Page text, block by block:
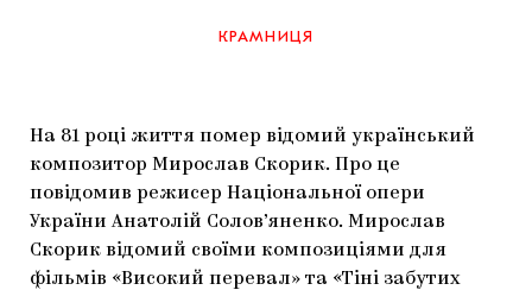
КОЛЕКЦІЇ
ГАЛЕРЕЇ
АРТЦЕНТРИ
КОНСПЕКТИ
КНИЖКИ І ЖУРНАЛИ
ЗАПАЛЕННЯ
ЯК ПІДТРИМУВАТИ УКРАЇНСЬКЕ МИСТЕЦТВО
МАРІУПОЛЬСЬКІ МАРГІНАЛІЇ
КРАМНИЦЯ
КРАМНИЦЯ
На 81 році життя помер відомий український
композитор Мирослав Скорик. Про це
повідомив режисер Національної опери
України Анатолій Солов’яненко. Мирослав
Скорик відомий своїми композиціями для
фільмів «Високий перевал» та «Тіні забутих